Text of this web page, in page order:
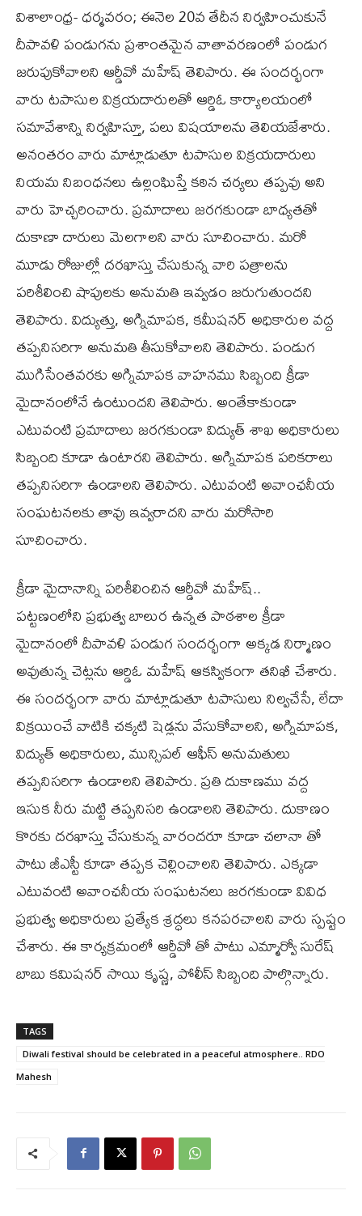
విశాలాంధ్ర- ధర్మవరం; ఈనెల 20వ తేదీన నిర్వహించుకునే
దీపావళి పండుగను ప్రశాంతమైన వాతావరణంలో పండుగ
జరుపుకోవాలని ఆర్డీవో మహేష్ తెలిపారు. ఈ సందర్భంగా
వారు టపాసుల విక్రయదారులతో ఆర్డిఓ కార్యాలయంలో
సమావేశాన్ని నిర్వహిస్తూ, పలు విషయాలను తెలియజేశారు.
అనంతరం వారు మాట్లాడుతూ టపాసుల విక్రయదారులు
నియమ నిబంధనలు ఉల్లంఘిస్తే కఠిన చర్యలు తప్పవు అని
వారు హెచ్చరించారు. ప్రమాదాలు జరగకుండా బాధ్యతతో
దుకాణా దారులు మెలగాలని వారు సూచించారు. మరో
మూడు రోజుల్లో దరఖాస్తు చేసుకున్న వారి పత్రాలను
పరిశీలించి షాపులకు అనుమతి ఇవ్వడం జరుగుతుందని
తెలిపారు. విద్యుత్తు, అగ్నిమాపక, కమీషనర్ అధికారుల వద్ద
తప్పనిసరిగా అనుమతి తీసుకోవాలని తెలిపారు. పండుగ
ముగిసేంతవరకు అగ్నిమాపక వాహనము సిబ్బంది క్రీడా
మైదానంలోనే ఉంటుందని తెలిపారు. అంతేకాకుండా
ఎటువంటి ప్రమాదాలు జరగకుండా విద్యుత్ శాఖ అధికారులు
సిబ్బంది కూడా ఉంటారని తెలిపారు. అగ్నిమాపక పరికరాలు
తప్పనిసరిగా ఉండాలని తెలిపారు. ఎటువంటి అవాంఛనీయ
సంఘటనలకు తావు ఇవ్వరాదని వారు మరోసారి
సూచించారు.
క్రీడా మైదానాన్ని పరిశీలించిన ఆర్డీవో మహేష్..
పట్టణంలోని ప్రభుత్వ బాలుర ఉన్నత పాఠశాల క్రీడా
మైదానంలో దీపావళి పండుగ సందర్భంగా అక్కడ నిర్మాణం
అవుతున్న చెట్లను ఆర్డిఓ మహేష్ ఆకస్వికంగా తనిఖీ చేశారు.
ఈ సందర్భంగా వారు మాట్లాడుతూ టపాసులు నిల్వచేసే, లేదా
విక్రయించే వాటికి చక్కటి షెడ్లను వేసుకోవాలని, అగ్నిమాపక,
విద్యుత్ అధికారులు, మున్సిపల్ ఆఫీస్ అనుమతులు
తప్పనిసరిగా ఉండాలని తెలిపారు. ప్రతి దుకాణము వద్ద
ఇసుక నీరు మట్టి తప్పనిసరి ఉండాలని తెలిపారు. దుకాణం
కొరకు దరఖాస్తు చేసుకున్న వారందరూ కూడా చలానా తో
పాటు జీఎస్టీ కూడా తప్పక చెల్లించాలని తెలిపారు. ఎక్కడా
ఎటువంటి అవాంఛనీయ సంఘటనలు జరగకుండా వివిధ
ప్రభుత్వ అధికారులు ప్రత్యేక శ్రద్ధలు కనపరచాలని వారు స్పష్టం
చేశారు. ఈ కార్యక్రమంలో ఆర్డీవో తో పాటు ఎమ్మార్వో సురేష్
బాబు కమిషనర్ సాయి కృష్ణ, పోలీస్ సిబ్బంది పాల్గొన్నారు.
TAGS
Diwali festival should be celebrated in a peaceful atmosphere.. RDO
Mahesh